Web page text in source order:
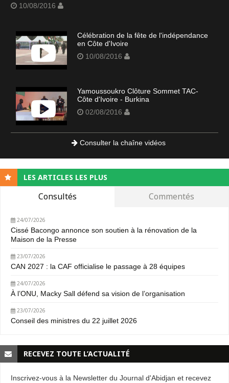
10/08/2016
Célébration de la fête de l'indépendance
en Côte d'Ivoire
10/08/2016
Yamoussoukro Clôture Sommet TAC-
Côte d'Ivoire - Burkina
02/08/2016
Consulter la chaîne vidéos
LES ARTICLES LES PLUS
Consultés Commentés
24/07/2026
Cissé Bacongo annonce son soutien à la rénovation de la
Maison de la Presse
23/07/2026
CAN 2027 : la CAF officialise le passage à 28 équipes
24/07/2026
À l’ONU, Macky Sall défend sa vision de l’organisation
23/07/2026
Conseil des ministres du 22 juillet 2026
RECEVEZ TOUTE L’ACTUALITÉ
Inscrivez-vous à la Newsletter du Journal d'Abidjan et recevez